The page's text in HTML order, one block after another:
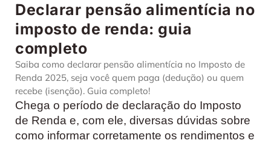
Declarar pensão alimentícia no
imposto de renda: guia
completo
Saiba como declarar pensão alimentícia no Imposto de
Renda 2025, seja você quem paga (dedução) ou quem
recebe (isenção). Guia completo!
Chega o período de declaração do Imposto
de Renda e, com ele, diversas dúvidas sobre
como informar corretamente os rendimentos e